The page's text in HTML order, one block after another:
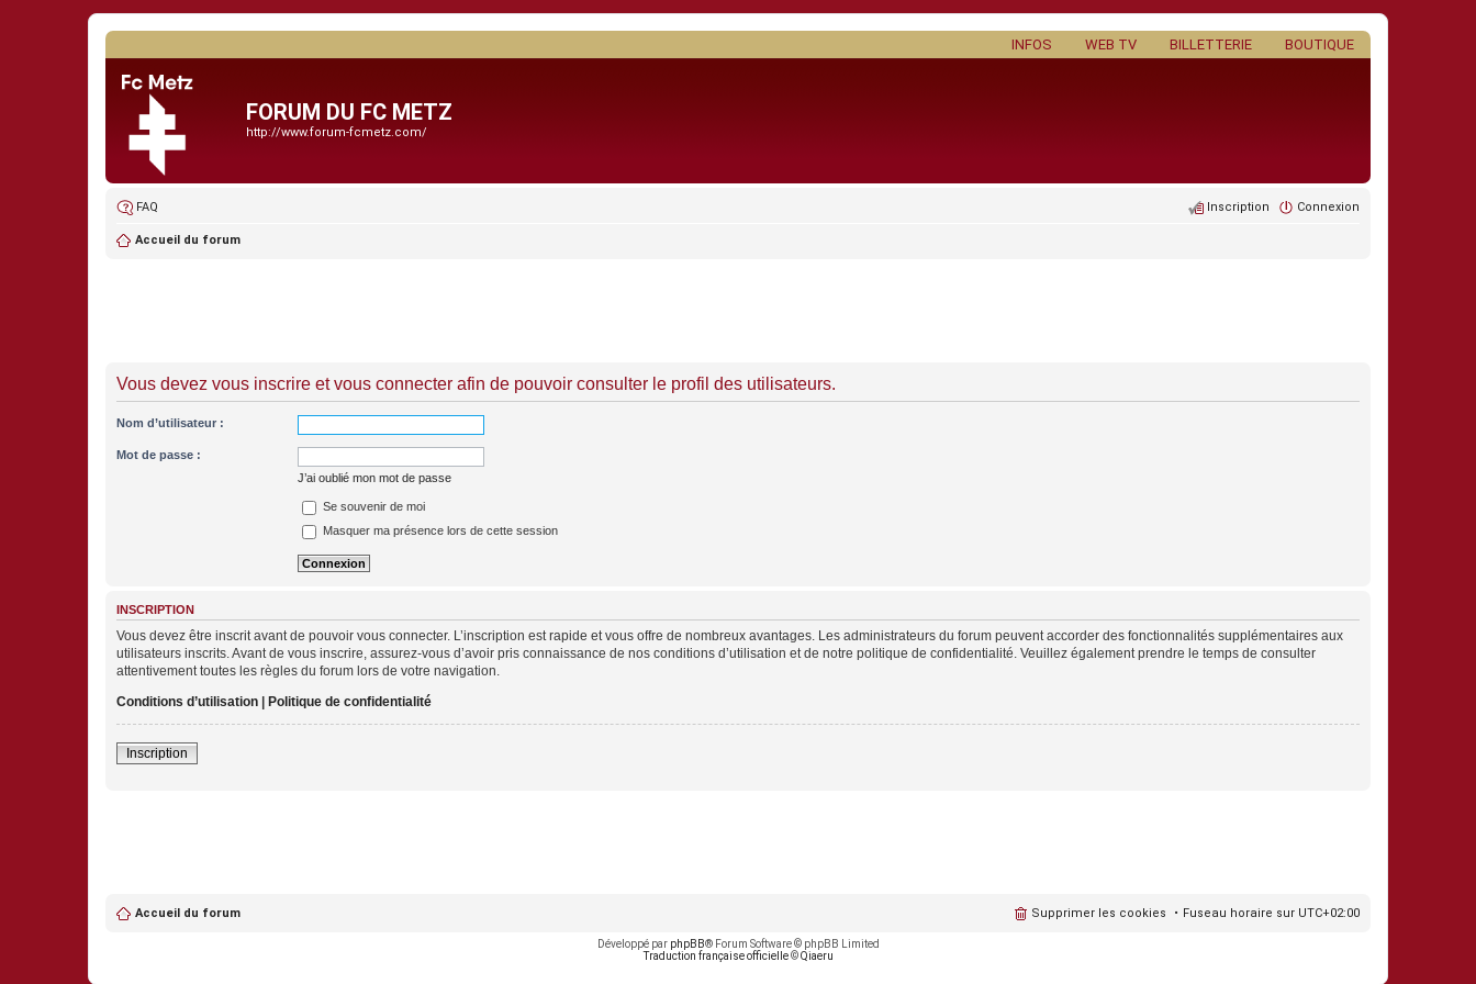
BOUTIQUE
BILLETTERIE
WEB TV
INFOS
FORUM DU FC METZ
http://www.forum-fcmetz.com/
FAQ Connexion
Inscription
Accueil du forum
Vous devez vous inscrire et vous connecter afin de pouvoir consulter le profil des utilisateurs.
Nom d’utilisateur :
Mot de passe :
J’ai oublié mon mot de passe
Se souvenir de moi
Masquer ma présence lors de cette session
INSCRIPTION
Vous devez être inscrit avant de pouvoir vous connecter. L’inscription est rapide et vous offre de nombreux avantages. Les administrateurs du forum peuvent accorder des fonctionnalités supplémentaires aux
utilisateurs inscrits. Avant de vous inscrire, assurez-vous d’avoir pris connaissance de nos conditions d’utilisation et de notre politique de confidentialité. Veuillez également prendre le temps de consulter
attentivement toutes les règles du forum lors de votre navigation.
Conditions d’utilisation | Politique de confidentialité
Inscription
Accueil du forum Fuseau horaire sur UTC+02:00
Supprimer les cookies
Développé par phpBB® Forum Software © phpBB Limited
Traduction française officielle©Qiaeru